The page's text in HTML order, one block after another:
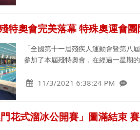
特奧會完美落幕 特殊奧運會
「全國第十一屆殘疾人運動會暨第八
參加了本屆殘特奧會，在經過一星期
11/3/2021 6:38:24 PM
門花式溜冰公開賽」圖滿結束